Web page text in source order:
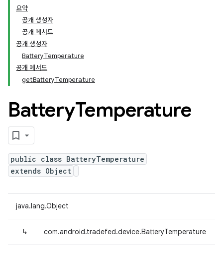
요약
공개 생성자
공개 메서드
공개 생성자
BatteryTemperature
공개 메서드
getBatteryTemperature
BatteryTemperature
public class BatteryTemperature
extends Object
java.lang.Object
↳ com.android.tradefed.device.BatteryTemperature